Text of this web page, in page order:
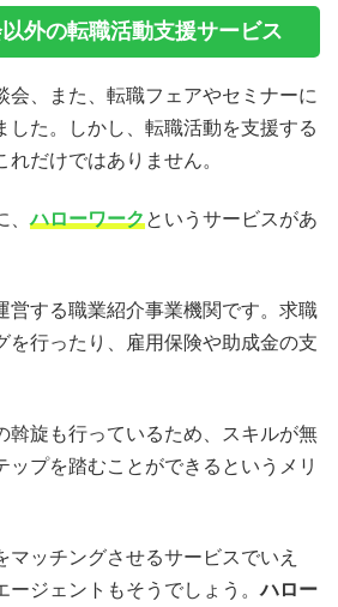
外の転職活動支援サービス
会、また、転職フェアやセミナーに
した。しかし、転職活動を支援する
だけではありません。
、ハローワークというサービスがあ
営する職業紹介事業機関です。求職
を行ったり、雇用保険や助成金の支
斡旋も行っているため、スキルが無
ップを踏むことができるというメリ
マッチングさせるサービスでいえ
ージェントもそうでしょう。ハロー